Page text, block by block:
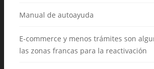
Manual de autoayuda
E-commerce y menos trámites son
las zonas francas para la reactivación